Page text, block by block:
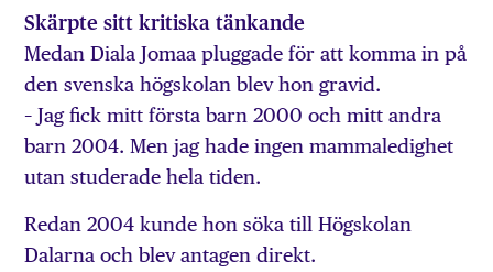
Skärpte sitt kritiska tänkande
Medan Diala Jomaa pluggade för att komma in på
den svenska högskolan blev hon gravid.
– Jag fick mitt första barn 2000 och mitt andra
barn 2004. Men jag hade ingen mammaledighet
utan studerade hela tiden.
Redan 2004 kunde hon söka till Högskolan
Dalarna och blev antagen direkt.